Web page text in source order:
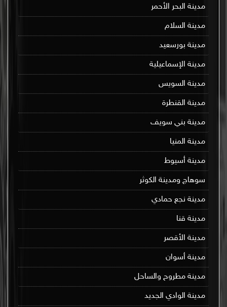
مدينة البحر الأحمر
مدينة السلام
مدينة بورسعيد
مدينة الإسماعيلية
مدينة السويس
مدينة القنطرة
مدينة بني سويف
مدينة المنيا
مدينة أسيوط
سوهاج ومدينة الكوثر
مدينة نجع حمادي
مدينة قنا
مدينة الأقصر
مدينة أسوان
مدينة مطروح والساحل
مدينة الوادي الجديد